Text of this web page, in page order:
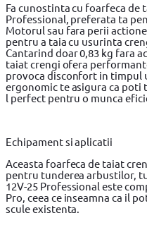
Fa cunostinta cu foarfeca de
Professional, preferata ta
Motorul sau fara perii
pentru a taia cu usurinta
Cantarind doar 0,83 kg fara
taiat crengi ofera
provoca disconfort in timpul
ergonomic te asigura ca
l perfect pentru o munca
Echipament si aplicatii
Aceasta foarfeca de taiat
pentru tunderea arbustilor,
12V-25 Professional este
Pro, ceea ce inseamna ca il
scule existenta.